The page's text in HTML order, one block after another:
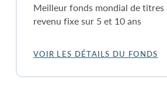
Meilleur fonds mondial de titres
revenu fixesur 5 et 10 ans
VOIR LES DÉTAILS DU FONDS